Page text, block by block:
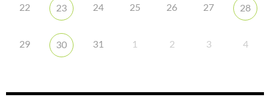
22 23 24 25 26 27 28
29 30 31 1 2 3 4